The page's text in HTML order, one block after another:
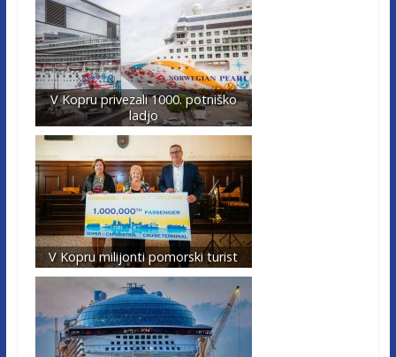
V Kopru privezali 1000. potniško
ladjo
V Kopru milijonti pomorski turist